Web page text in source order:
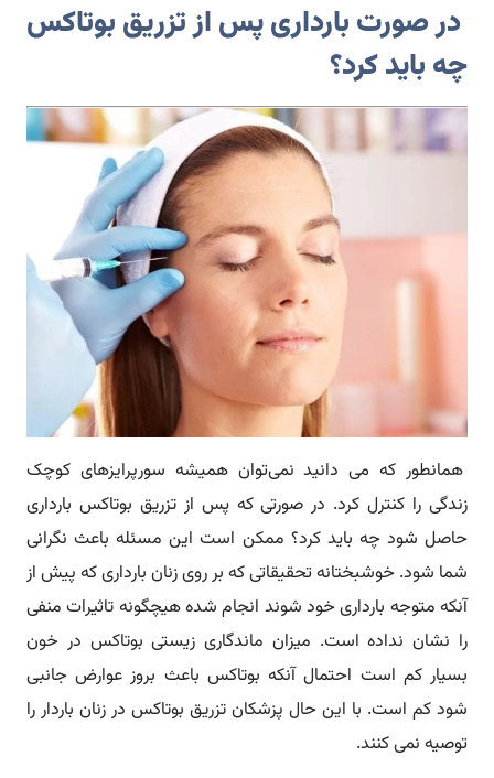
در صورت بارداری پس از تزریق بوتاکس
چه باید کرد؟
همانطور که می دانید نمی‌توان همیشه سورپرایزهای کوچک
زندگی را کنترل کرد. در صورتی که پس از تزریق بوتاکس بارداری
حاصل شود چه باید کرد؟ ممکن است این مسئله باعث نگرانی
شما شود. خوشبختانه تحقیقاتی که بر روی زنان بارداری که پیش از
آنکه متوجه بارداری خود شوند انجام شده هیچگونه تاثیرات منفی
را نشان نداده است. میزان ماندگاری زیستی بوتاکس در خون
بسیار کم است احتمال آنکه بوتاکس باعث بروز عوارض جانبی
شود کم است. با این حال پزشکان تزریق بوتاکس در زنان باردار را
توصیه نمی کنند.